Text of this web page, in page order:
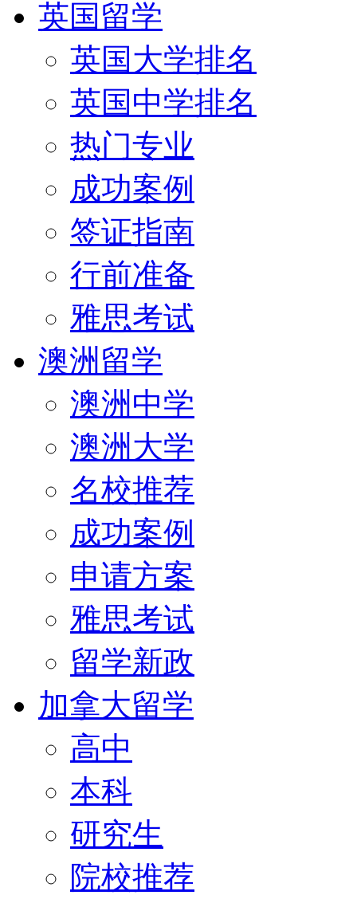
英国留学
英国大学排名
英国中学排名
热门专业
成功案例
签证指南
行前准备
雅思考试
澳洲留学
澳洲中学
澳洲大学
名校推荐
成功案例
申请方案
雅思考试
留学新政
加拿大留学
高中
本科
研究生
院校推荐